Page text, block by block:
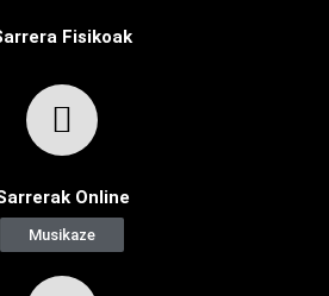
Fisikoak
Online
Musikaze